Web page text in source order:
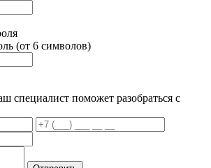
(от 6 символов)
специалист поможет разобраться с